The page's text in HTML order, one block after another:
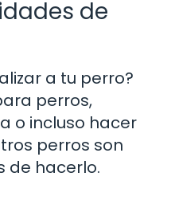
de
a tu perro?
perros,
o incluso hacer
perros son
de hacerlo.